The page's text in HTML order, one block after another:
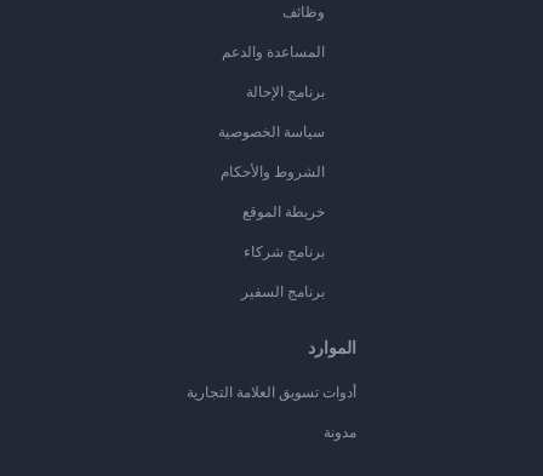
وظائف
المساعدة والدعم
برنامج الإحالة
سياسة الخصوصية
الشروط والأحكام
خريطة الموقع
برنامج شركاء
برنامج السفير
الموارد
أدوات تسويق العلامة التجارية
مدونة